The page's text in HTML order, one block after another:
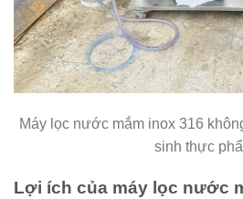
Máy lọc nước mắm inox 316
sinh thực
Lợi ích của máy lọc nước